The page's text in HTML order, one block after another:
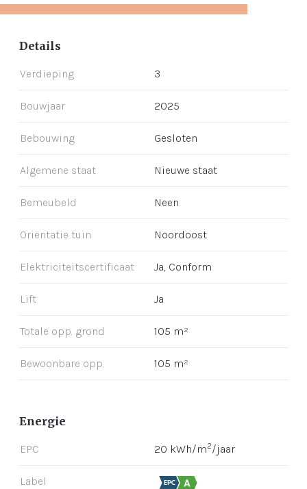
Details
Verdieping 3
Bouwjaar 2025
Bebouwing Gesloten
Algemene staat Nieuwe staat
Bemeubeld Neen
Oriëntatie tuin Noordoost
Elektriciteitscertificaat Ja, Conform
Lift Ja
Totale opp. grond 105 m²
Bewoonbare opp. 105 m²
Energie
EPC 20 kWh/m2/jaar
Label